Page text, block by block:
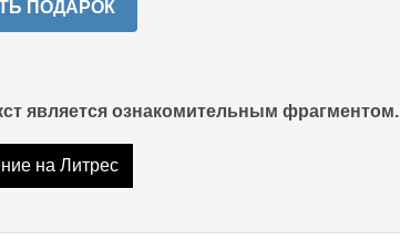
ПОДАРОК
является ознакомительным фрагментом.
на Литрес